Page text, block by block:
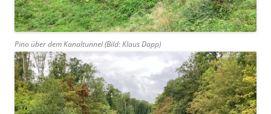
Pino über dem Kanaltunnel (Bild: Klaus Dapp)